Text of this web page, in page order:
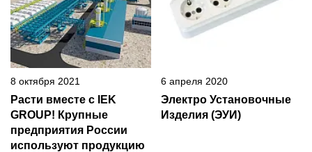
8 октября 2021
Расти вместе с IEK
GROUP! Крупные
предприятия России
используют продукцию
6 апреля 2020
Электро Установочные
Изделия (ЭУИ)